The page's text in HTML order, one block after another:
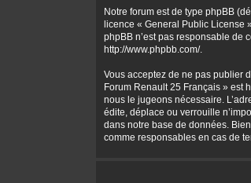
Notre forum est de type phpBB
licence « General Public License
phpBB n’est pas responsable de
http://www.phpbb.com/.
Vous acceptez de ne pas publier
Forum Renault 25 Français » est
nous le jugeons nécessaire.
édite, déplace ou verrouille
dans notre base de données.
comme responsables en cas de